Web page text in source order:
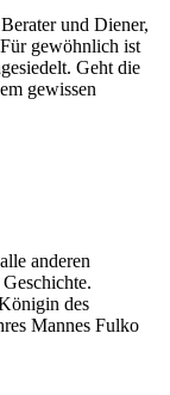
und Diener,
gewöhnlich ist
Geht die
gewissen
anderen
des
Mannes Fulko